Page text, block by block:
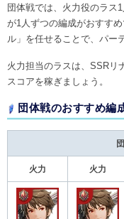
団体戦では、火力役のラス
が1人ずつの編成がおすす
ル」を任せることで、パー
火力担当のラスは、SSRリ
スコアを稼ぎましょう。
団体戦のおすすめ編
火力 火力